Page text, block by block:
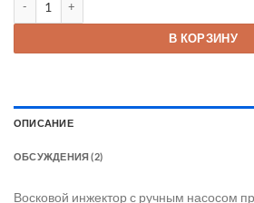
В КОРЗИНУ
ОПИСАНИЕ
ОБСУЖДЕНИЯ (2)
Восковой инжектор с ручным насосом